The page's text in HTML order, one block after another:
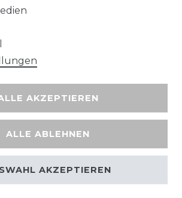
AKZEPTIEREN
ALLE ABLEHNEN
AKZEPTIEREN